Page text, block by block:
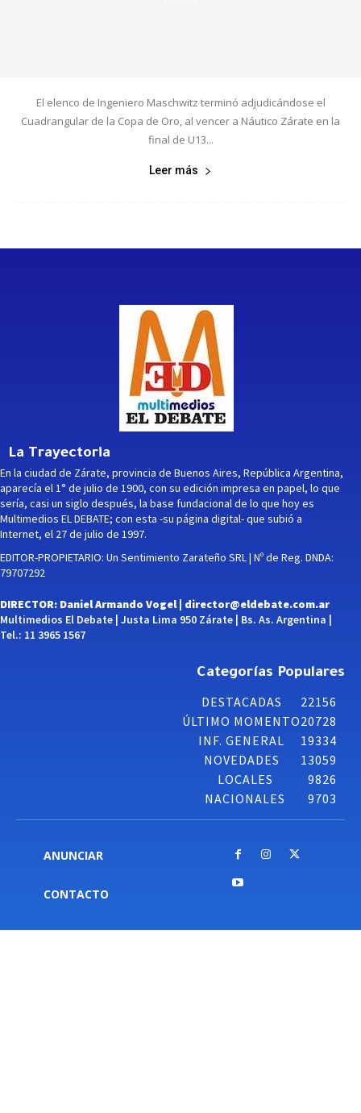
El elenco de Ingeniero Maschwitz terminó adjudicándose el
Cuadrangular de la Copa de Oro, al vencer a Náutico Zárate en la
final de U13...
Leer más
La Trayectoria
En la ciudad de Zárate, provincia de Buenos Aires, República Argentina,
aparecía el 1° de julio de 1900, con su edición impresa en papel, lo que
sería, casi un siglo después, la base fundacional de lo que hoy es
Multimedios EL DEBATE; con esta -su página digital- que subió a
Internet, el 27 de julio de 1997.
EDITOR-PROPIETARIO: Un Sentimiento Zarateño SRL | Nº de Reg. DNDA:
79707292
DIRECTOR: Daniel Armando Vogel | director@eldebate.com.ar
Multimedios El Debate | Justa Lima 950 Zárate | Bs. As. Argentina |
Tel.: 11 3965 1567
Categorías Populares
DESTACADAS
22156
ÚLTIMO MOMENTO20728
INF. GENERAL
19334
NOVEDADES
13059
LOCALES
9826
NACIONALES
9703
ANUNCIAR
CONTACTO